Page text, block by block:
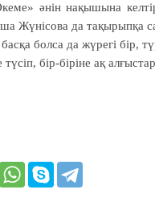
әнін нақышына
Жүнісова да тақырыпқа
болса да жүрегі бір,
бір-біріне ақ